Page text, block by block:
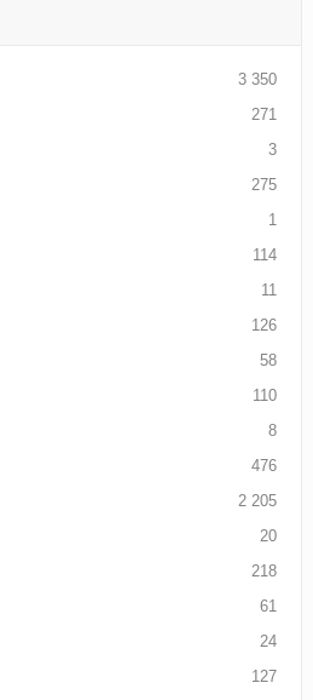
3 350
271
3
275
1
114
11
126
58
110
8
476
2 205
20
218
61
24
127